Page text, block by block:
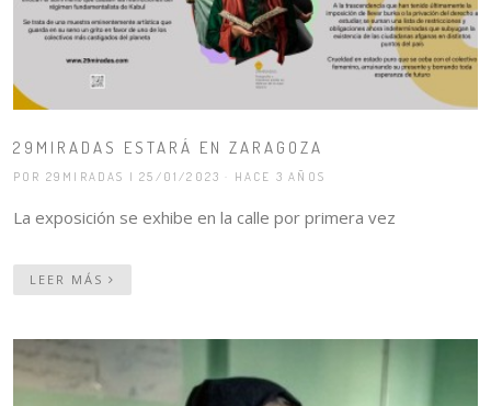
29MIRADAS ESTARÁ EN ZARAGOZA
POR 29MIRADAS | 25/01/2023 · HACE 3 AÑOS
La exposición se exhibe en la calle por primera vez
LEER MÁS